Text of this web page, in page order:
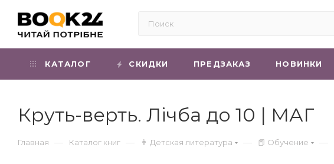
КАТАЛОГ СКИДКИ ПРЕДЗАКАЗ НОВИНКИ
Круть-верть. Лічба до 10 | МАГ
Главная — Каталог книг — 👨 Детская литература — 📕 Обучение —